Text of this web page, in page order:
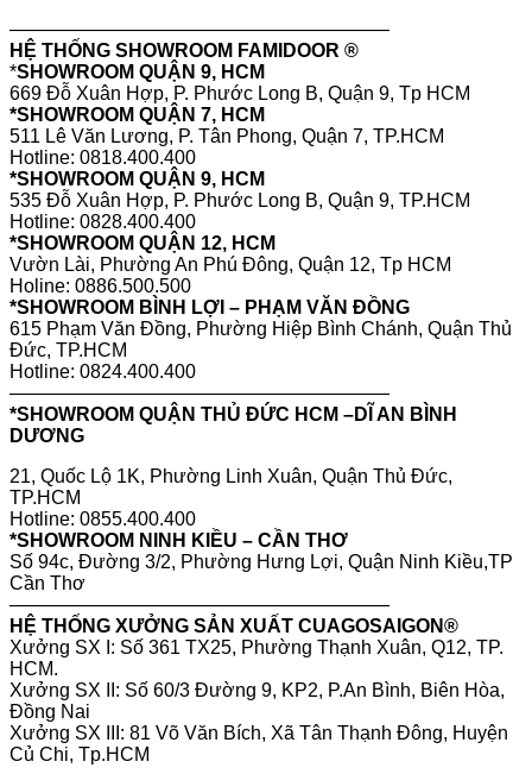
————————————————————
HỆ THỐNG SHOWROOM FAMIDOOR ®
*SHOWROOM QUẬN 9, HCM
669 Đỗ Xuân Hợp, P. Phước Long B, Quận 9, Tp HCM
*SHOWROOM QUẬN 7, HCM
511 Lê Văn Lương, P. Tân Phong, Quận 7, TP.HCM
Hotline: 0818.400.400
*SHOWROOM QUẬN 9, HCM
535 Đỗ Xuân Hợp, P. Phước Long B, Quận 9, TP.HCM
Hotline: 0828.400.400
*SHOWROOM QUẬN 12, HCM
Vườn Lài, Phường An Phú Đông, Quận 12, Tp HCM
Holine: 0886.500.500
*SHOWROOM BÌNH LỢI – PHẠM VĂN ĐỒNG
615 Phạm Văn Đồng, Phường Hiệp Bình Chánh, Quận Thủ
Đức, TP.HCM
Hotline: 0824.400.400
————————————————————
*SHOWROOM QUẬN THỦ ĐỨC HCM –DĨ AN BÌNH
DƯƠNG
21, Quốc Lộ 1K, Phường Linh Xuân, Quận Thủ Đức,
TP.HCM
Hotline: 0855.400.400
*SHOWROOM NINH KIỀU – CẦN THƠ
Số 94c, Đường 3/2, Phường Hưng Lợi, Quận Ninh Kiều,TP
Cần Thơ
————————————————————
HỆ THỐNG XƯỞNG SẢN XUẤT CUAGOSAIGON®
Xưởng SX I: Số 361 TX25, Phường Thạnh Xuân, Q12, TP.
HCM.
Xưởng SX II: Số 60/3 Đường 9, KP2, P.An Bình, Biên Hòa,
Đồng Nai
Xưởng SX III: 81 Võ Văn Bích, Xã Tân Thạnh Đông, Huyện
Củ Chi, Tp.HCM